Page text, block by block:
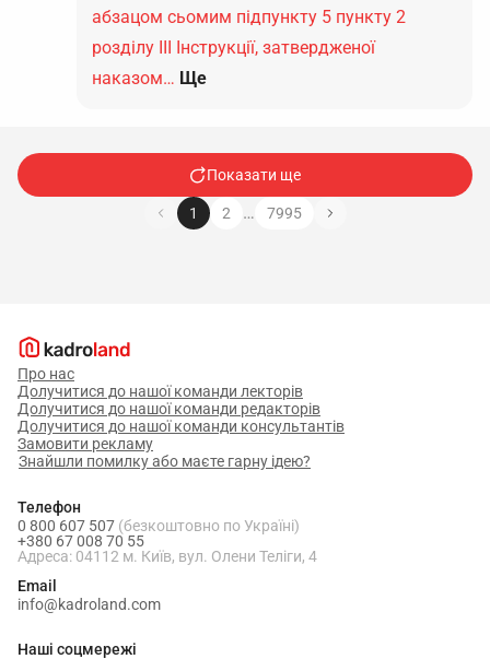
абзацом сьомим підпункту 5 пункту 2
розділу ІІІ Інструкції, затвердженої
наказом… Ще
Показати ще
1 2 … 7995
Про нас
Долучитися до нашої команди лекторів
Долучитися до нашої команди редакторів
Долучитися до нашої команди консультантів
Замовити рекламу
Знайшли помилку або маєте гарну ідею?
Телефон
0 800 607 507 (безкоштовно по Україні)
+380 67 008 70 55
Адреса: 04112 м. Київ, вул. Олени Теліги, 4
Email
info@kadroland.com
Наші соцмережі